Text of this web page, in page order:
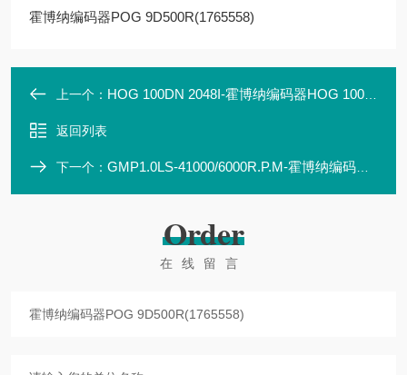
霍博纳编码器POG 9D500R(1765558)
上一个： HOG 100DN 2048I-霍博纳编码器HOG 100DN 2048I
返回列表
下一个： GMP1.0LS-41000/6000R.P.M-霍博纳编码器GMP1.0 LS-4 1000/6000R.P.M
Order
在线留言